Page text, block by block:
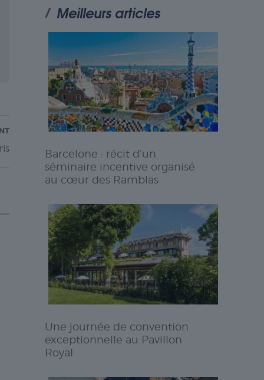
Meilleurs articles
Barcelone : récit d’un
séminaire incentive organisé
au cœur des Ramblas
Une journée de convention
exceptionnelle au Pavillon
Royal